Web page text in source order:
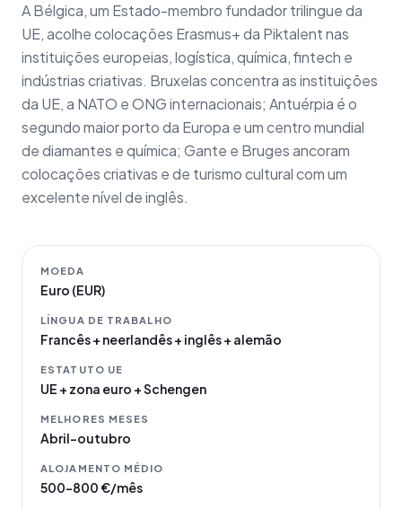
A Bélgica, um Estado-membro fundador trilingue da
UE, acolhe colocações Erasmus+ da Piktalent nas
instituições europeias, logística, química, fintech e
indústrias criativas. Bruxelas concentra as instituições
da UE, a NATO e ONG internacionais; Antuérpia é o
segundo maior porto da Europa e um centro mundial
de diamantes e química; Gante e Bruges ancoram
colocações criativas e de turismo cultural com um
excelente nível de inglês.
MOEDA
Euro (EUR)
LÍNGUA DE TRABALHO
Francês + neerlandês + inglês + alemão
ESTATUTO UE
UE + zona euro + Schengen
MELHORES MESES
Abril–outubro
ALOJAMENTO MÉDIO
500–800 €/mês